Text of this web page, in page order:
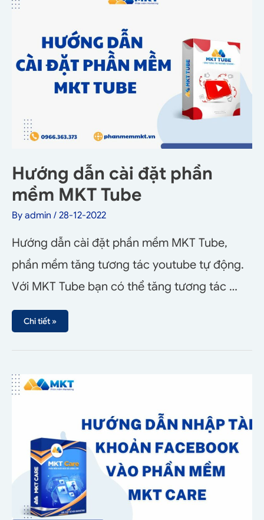
Hướng dẫn cài đặt phần
mềm MKT Tube
By admin / 28-12-2022
Hướng dẫn cài đặt phần mềm MKT Tube,
phần mềm tăng tương tác youtube tự động.
Với MKT Tube bạn có thể tăng tương tác …
Chi tiết »